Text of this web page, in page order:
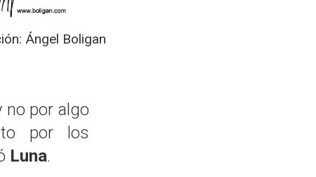
Ángel Boligan
no por algo
por los
Luna.